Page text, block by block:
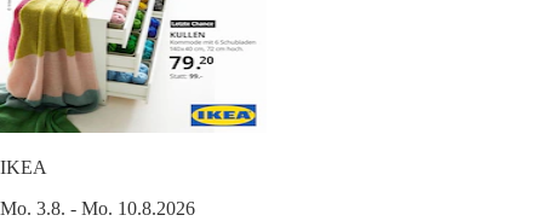
IKEA
Mo. 3.8. - Mo. 10.8.2026